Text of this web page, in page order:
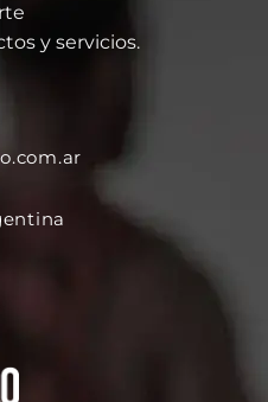
y servicios.